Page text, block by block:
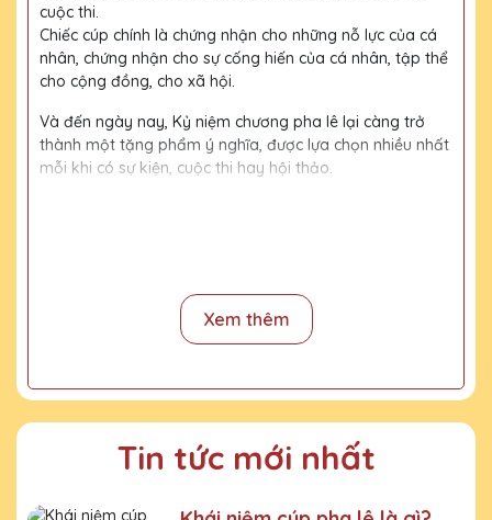
cuộc thi.
Chiếc cúp chính là chứng nhận cho những nỗ lực của cá
nhân, chứng nhận cho sự cống hiến của cá nhân, tập thể
cho cộng đồng, cho xã hội.
Và đến ngày nay, Kỷ niệm chương pha lê lại càng trở
thành một tặng phẩm ý nghĩa, được lựa chọn nhiều nhất
mỗi khi có sự kiện, cuộc thi hay hội thảo.
Quy trình sản xuất
Gửi bản vẽ, báo giá khách duyệt
Xem thêm
Tin tức mới nhất